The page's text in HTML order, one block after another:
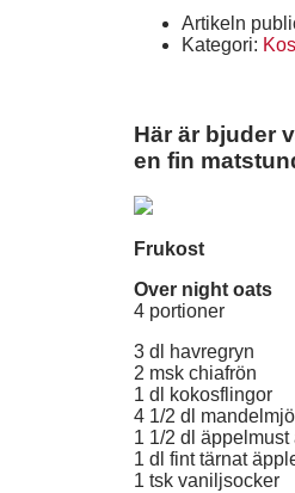
Artikeln
Kategori:
Här är bjuder
en fin
Frukost
Over night oats
4 portioner
3 dl havregryn
2 msk chiafrön
1 dl kokosflingor
4 1/2 dl
1 1/2 dl äppelmust
1 dl fint tärnat
1 tsk vaniljsocker